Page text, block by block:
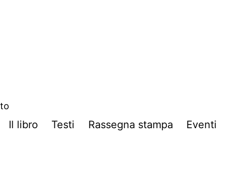
Il libro Testi Rassegna stampa Eventi